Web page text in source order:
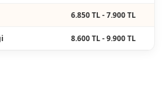
6.850 TL - 7.900 TL
8.600 TL - 9.900 TL